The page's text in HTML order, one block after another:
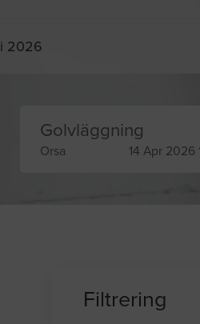
2026
Golvläggning
Orsa 14 Apr 2026
Filtrering